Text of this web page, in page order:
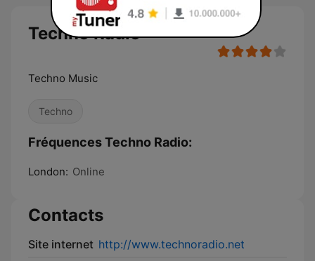
Techno Radio
Techno Music
Techno
Fréquences Techno Radio:
London: Online
Contacts
Site internet http://www.technoradio.net